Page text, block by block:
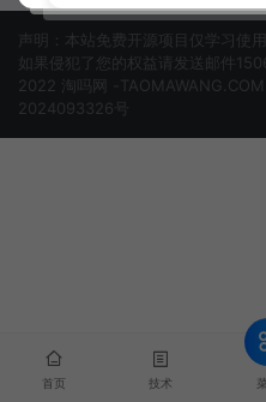
声明：本站免费开源项目仅学习使
如果侵犯了您的权益请发送邮件
2022 淘吗网 -TAOMAWANG.COM
2024093326号
首页 技术